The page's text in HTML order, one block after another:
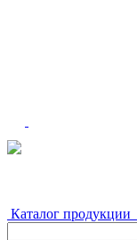
Каталог продукции